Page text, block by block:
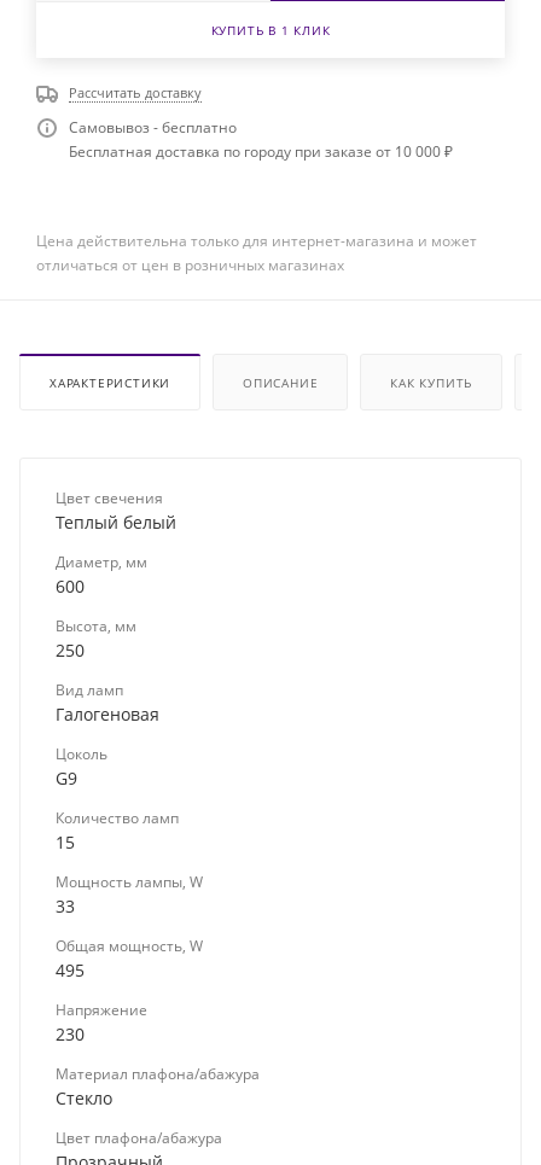
КУПИТЬ В 1 КЛИК
Рассчитать доставку
Самовывоз - бесплатно
Бесплатная доставка по городу при заказе от 10 000 ₽
Цена действительна только для интернет-магазина и может
отличаться от цен в розничных магазинах
ХАРАКТЕРИСТИКИ ОПИСАНИЕ КАК КУПИТЬ
Цвет свечения
Теплый белый
Диаметр, мм
600
Высота, мм
250
Вид ламп
Галогеновая
Цоколь
G9
Количество ламп
15
Мощность лампы, W
33
Общая мощность, W
495
Напряжение
230
Материал плафона/абажура
Стекло
Цвет плафона/абажура